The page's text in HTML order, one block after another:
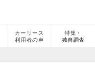
カーリース
利用者の声
特集・
独自調査